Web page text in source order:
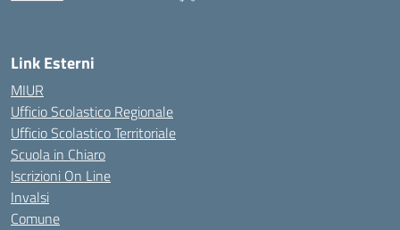
Link Esterni
MIUR
Ufficio Scolastico Regionale
Ufficio Scolastico Territoriale
Scuola in Chiaro
Iscrizioni On Line
Invalsi
Comune